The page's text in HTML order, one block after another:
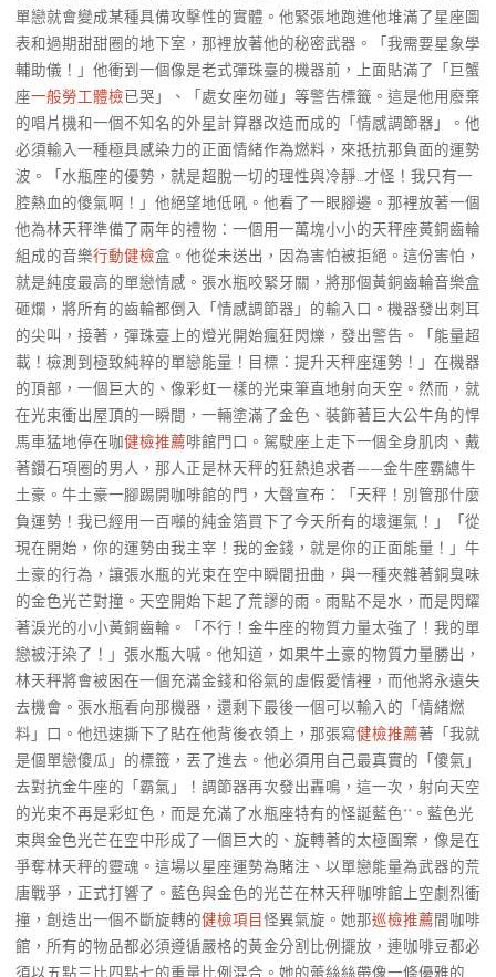
單戀就會變成某種具備攻擊性的實體。他緊張地跑進他堆滿了星座圖
表和過期甜甜圈的地下室，那裡放著他的秘密武器。「我需要星象學
輔助儀！」他衝到一個像是老式彈珠臺的機器前，上面貼滿了「巨蟹
座一般勞工體檢已哭」、「處女座勿碰」等警告標籤。這是他用廢棄
的唱片機和一個不知名的外星計算器改造而成的「情感調節器」。他
必須輸入一種極具感染力的正面情緒作為燃料，來抵抗那負面的運勢
波。「水瓶座的優勢，就是超脫一切的理性與冷靜…才怪！我只有一
腔熱血的傻氣啊！」他絕望地低吼。他看了一眼腳邊。那裡放著一個
他為林天秤準備了兩年的禮物：一個用一萬塊小小的天秤座黃銅齒輪
組成的音樂行動健檢盒。他從未送出，因為害怕被拒絕。這份害怕，
就是純度最高的單戀情感。張水瓶咬緊牙關，將那個黃銅齒輪音樂盒
砸爛，將所有的齒輪都倒入「情感調節器」的輸入口。機器發出刺耳
的尖叫，接著，彈珠臺上的燈光開始瘋狂閃爍，發出警告。「能量超
載！檢測到極致純粹的單戀能量！目標：提升天秤座運勢！」在機器
的頂部，一個巨大的、像彩虹一樣的光束筆直地射向天空。然而，就
在光束衝出屋頂的一瞬間，一輛塗滿了金色、裝飾著巨大公牛角的悍
馬車猛地停在咖健檢推薦啡館門口。駕駛座上走下一個全身肌肉、戴
著鑽石項圈的男人，那人正是林天秤的狂熱追求者——金牛座霸總牛
土豪。牛土豪一腳踢開咖啡館的門，大聲宣布：「天秤！別管那什麼
負運勢！我已經用一百噸的純金箔買下了今天所有的壞運氣！」「從
現在開始，你的運勢由我主宰！我的金錢，就是你的正面能量！」牛
土豪的行為，讓張水瓶的光束在空中瞬間扭曲，與一種夾雜著銅臭味
的金色光芒對撞。天空開始下起了荒謬的雨。雨點不是水，而是閃耀
著淚光的小小黃銅齒輪。「不行！金牛座的物質力量太強了！我的單
戀被汙染了！」張水瓶大喊。他知道，如果牛土豪的物質力量勝出，
林天秤將會被困在一個充滿金錢和俗氣的虛假愛情裡，而他將永遠失
去機會。張水瓶看向那機器，還剩下最後一個可以輸入的「情緒燃
料」口。他迅速撕下了貼在他背後衣領上，那張寫健檢推薦著「我就
是個單戀傻瓜」的標籤，丟了進去。他必須用自己最真實的「傻氣」
去對抗金牛座的「霸氣」！調節器再次發出轟鳴，這一次，射向天空
的光束不再是彩虹色，而是充滿了水瓶座特有的怪誕藍色**。藍色光
束與金色光芒在空中形成了一個巨大的、旋轉著的太極圖案，像是在
爭奪林天秤的靈魂。這場以星座運勢為賭注、以單戀能量為武器的荒
唐戰爭，正式打響了。藍色與金色的光芒在林天秤咖啡館上空劇烈衝
撞，創造出一個不斷旋轉的健檢項目怪異氣旋。她那巡檢推薦間咖啡
館，所有的物品都必須遵循嚴格的黃金分割比例擺放，連咖啡豆都必
須以五點三比四點七的重量比例混合。她的蕾絲絲帶像一條優雅的